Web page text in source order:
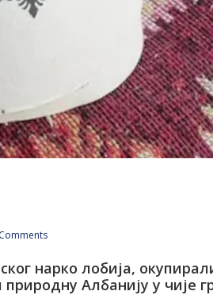
нарко лобија,
Албанију у чије